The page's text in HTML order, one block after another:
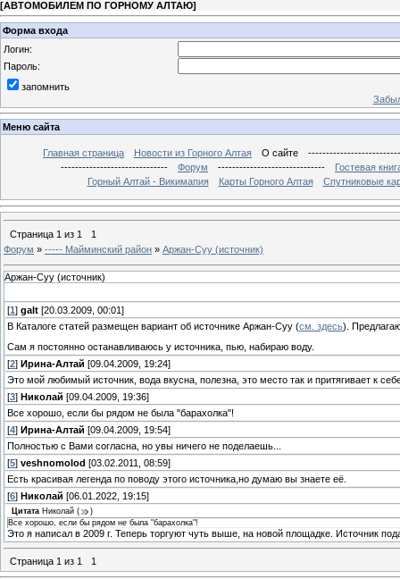
[АВТОМОБИЛЕМ ПО ГОРНОМУ АЛТАЮ]
Форма входа
Логин:
Пароль:
запомнить
Меню сайта
Главная страница Новости из Горного Алтая О сайте
------------------------------
Форум ------------------------------
Гостевая
Горный Алтай - Викимапия
Карты Горного Алтая Спутниковые
Страница 1 из 1
1
Форум » ----- Майминский район » Аржан-Суу (источник)
Аржан-Суу (источник)
[1 ] galt [20.03.2009, 00:01]
В Каталоге статей размещен вариант об источнике Аржан-Суу (см. здесь).
Сам я постоянно останавливаюсь у источника, пью, набираю воду.
[2] Ирина-Алтай [09.04.2009, 19:24]
Это мой любимый источник, вода вкусна, полезна, это место так и притягивает к
[3] Николай [09.04.2009, 19:36]
Все хорошо, если бы рядом не была "барахолка"!
[4] Ирина-Алтай [09.04.2009, 19:54]
Полностью с Вами согласна, но увы ничего не поделаешь...
[5] veshnomolod [03.02.2011, 08:59]
Есть красивая легенда по поводу этого источника,но думаю вы знаете её.
[6] Николай [06.01.2022, 19:15]
Цитата Николай (
)
Все хорошо, если бы рядом не была "барахолка"!
Это я написал в 2009 г. Теперь торгуют чуть выше, на новой площадке. Источник
Страница 1 из 1 1